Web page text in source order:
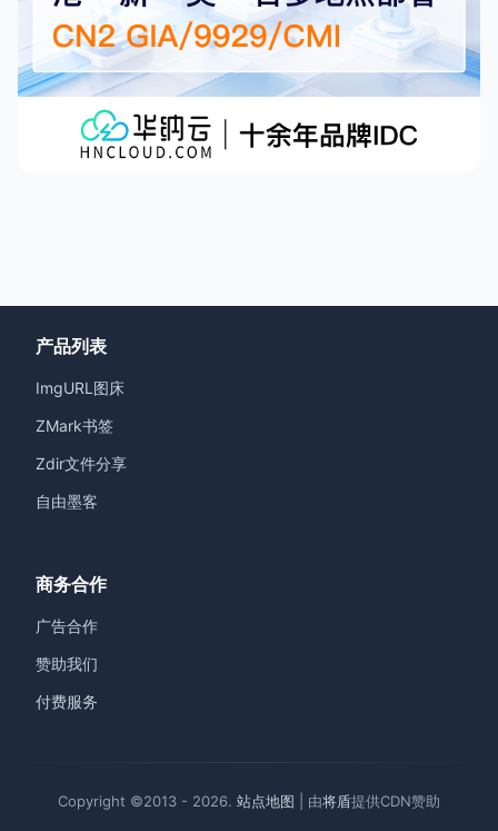
产品列表
ImgURL图床
ZMark书签
Zdir文件分享
自由墨客
商务合作
广告合作
赞助我们
付费服务
Copyright ©2013 - 2026. 站点地图 | 由将盾提供CDN赞助